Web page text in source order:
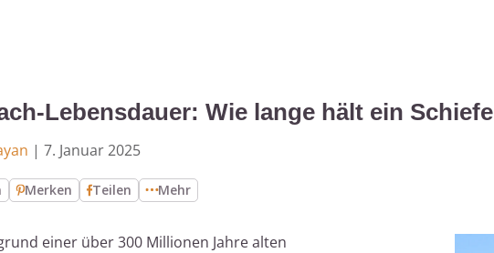
Lebensdauer: Wie lange hält ein
| 7. Januar 2025
Merken Teilen Mehr
einer über 300 Millionen Jahre alten